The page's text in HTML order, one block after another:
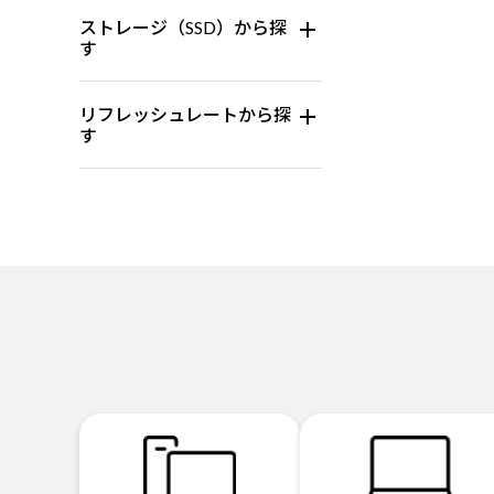
ストレージ（SSD）から探
す
リフレッシュレートから探
す